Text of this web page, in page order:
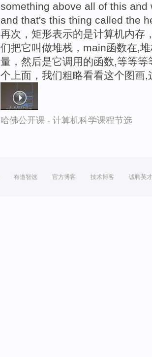
something above all of this
and that's this thing called the
再次，矩形表示的是计算机内存
们把它叫做堆栈，main函数在,
量，然后是它调用的函数,等等
个上面，我们粗略看看这个图画,
哈佛公开课 - 计算机科学课程节选
有道智选 官方博客 技术博客 诚聘英才